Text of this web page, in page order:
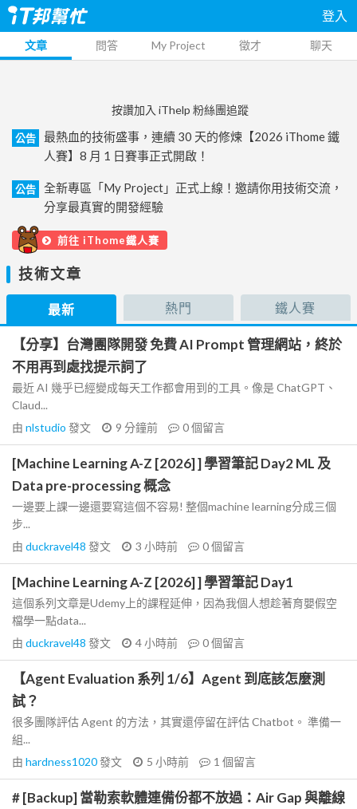
登入
文章 問答 My Project 徵才 聊天
按讚加入 iThelp 粉絲團追蹤
公告
最熱血的技術盛事，連續 30 天的修煉【2026 iThome 鐵
人賽】8 月 1 日賽事正式開啟！
公告
全新專區「My Project」正式上線！邀請你用技術交流，
分享最真實的開發經驗
前往 iThome鐵人賽
技術文章
最新 熱門 鐵人賽
【分享】台灣團隊開發 免費 AI Prompt 管理網站，終於
不用再到處找提示詞了
最近 AI 幾乎已經變成每天工作都會用到的工具。像是 ChatGPT、
Claud...
由 nlstudio 發文 9 分鐘前 0個留言
[Machine Learning A-Z [2026] ] 學習筆記 Day2 ML 及
Data pre-processing 概念
一邊要上課一邊還要寫這個不容易! 整個machine learning分成三個
步...
由 duckravel48 發文 3 小時前 0個留言
[Machine Learning A-Z [2026] ] 學習筆記 Day1
這個系列文章是Udemy上的課程延伸，因為我個人想趁著育嬰假空
檔學一點data...
由 duckravel48 發文 4 小時前 0個留言
【Agent Evaluation 系列 1/6】Agent 到底該怎麼測
試？
很多團隊評估 Agent 的方法，其實還停留在評估 Chatbot。 準備一
組...
由 hardness1020發文 5 小時前 1 個留言
# [Backup] 當勒索軟體連備份都不放過：Air Gap 與離線